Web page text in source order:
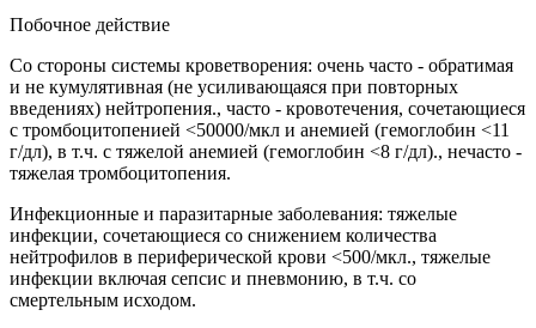
Побочное действие
Со стороны системы кроветворения: очень часто - обратимая
и не кумулятивная (не усиливающаяся при повторных
введениях) нейтропения., часто - кровотечения, сочетающиеся
с тромбоцитопенией <50000/мкл и анемией (гемоглобин <11
г/дл), в т.ч. с тяжелой анемией (гемоглобин <8 г/дл)., нечасто -
тяжелая тромбоцитопения.
Инфекционные и паразитарные заболевания: тяжелые
инфекции, сочетающиеся со снижением количества
нейтрофилов в периферической крови <500/мкл., тяжелые
инфекции включая сепсис и пневмонию, в т.ч. со
смертельным исходом.